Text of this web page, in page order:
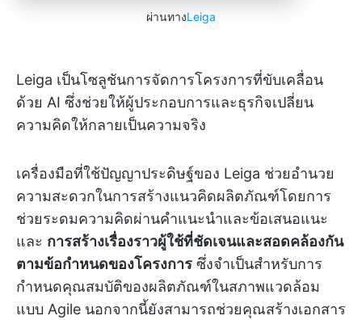
ผ่านทางLeiga
Leiga เป็นโซลูชันการจัดการโครงการที่ขับเคลื่อน
ด้วย AI ซึ่งช่วยให้ผู้ประกอบการและธุรกิจเปลี่ยน
ความคิดให้กลายเป็นความจริง
เครื่องมือที่ใช้ปัญญาประดิษฐ์ของ Leiga ช่วยอำนวย
ความสะดวกในการสร้างแนวคิดผลิตภัณฑ์โดยการ
ช่วยระดมความคิดผ่านคำแนะนำและข้อเสนอแนะ
และ การสร้างเรื่องราวผู้ใช้ที่ชัดเจนและสอดคล้องกัน
ตามข้อกำหนดของโครงการ ซึ่งจำเป็นสำหรับการ
กำหนดคุณสมบัติของผลิตภัณฑ์ในสภาพแวดล้อม
แบบ Agile นอกจากนี้ยังสามารถช่วยคุณสร้างเอกสาร